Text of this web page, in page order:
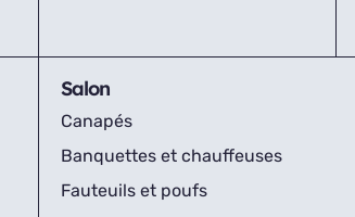
Salon
Canapés
Banquettes et chauffeuses
Fauteuils et poufs